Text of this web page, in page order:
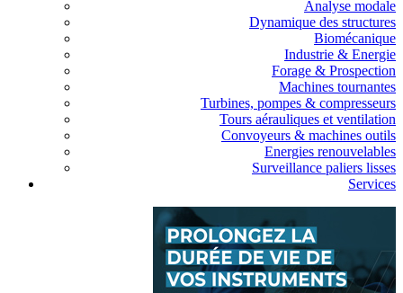
Analyse modale
Dynamique des structures
Biomécanique
Industrie & Energie
Forage & Prospection
Machines tournantes
Turbines, pompes & compresseurs
Tours aérauliques et ventilation
Convoyeurs & machines outils
Energies renouvelables
Surveillance paliers lisses
Services